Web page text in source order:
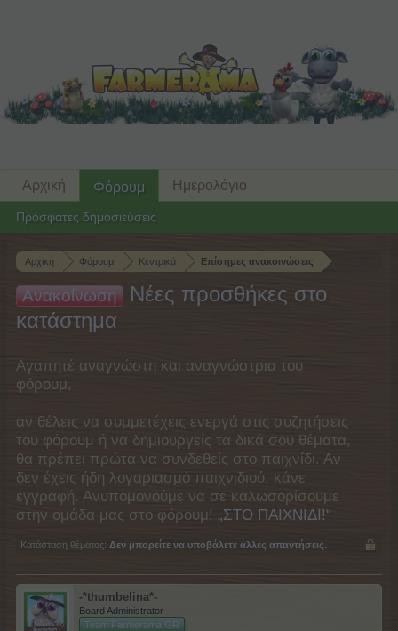
Αρχική Φόρουμ Κεντρικά Επίσημες ανακοινώσεις
Ανακοίνωση
Νέες προσθήκες στο
κατάστημα
Αγαπητέ αναγνώστη και αναγνώστρια του
φόρουμ,
αν θέλεις να συμμετέχεις ενεργά στις συζητήσεις
του φόρουμ ή να δημιουργείς τα δικά σου θέματα,
θα πρέπει πρώτα να συνδεθείς στο παιχνίδι. Αν
δεν έχεις ήδη λογαριασμό παιχνιδιού, κάνε
εγγραφή. Ανυπομονούμε να σε καλωσορίσουμε
στην ομάδα μας στο φόρουμ! „ΣΤΟ ΠΑΙΧΝΙΔΙ!“
Κατάσταση θέματος: Δεν μπορείτε να υποβάλετε άλλες απαντήσεις.
-*thumbelina*-
Board Administrator
Team Farmerama GR
Αρχική Φόρουμ
Πρόσφατες δημοσιεύσεις
Ημερολόγιο